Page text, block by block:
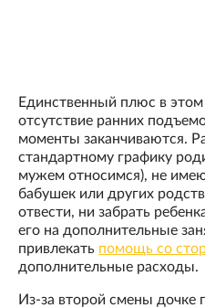
Единственный плюс в
отсутствие ранних
моменты заканчиваются.
стандартному графику
мужем относимся), не
бабушек или других
отвести, ни забрать
его на дополнительные
привлекать помощь со
дополнительные расходы.
Из-за второй смены дочке